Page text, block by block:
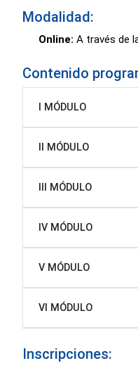
Modalidad:
Online: A través de
Contenido
I MÓDULO
II MÓDULO
III MÓDULO
IV MÓDULO
V MÓDULO
VI MÓDULO
Inscripciones: